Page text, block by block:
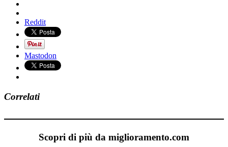
Reddit
Mastodon
Correlati
Scopri di più da miglioramento.com